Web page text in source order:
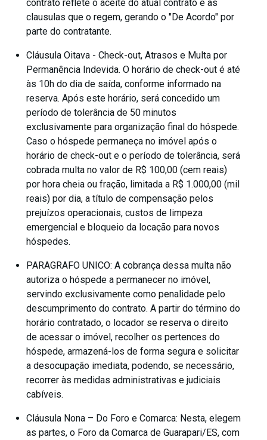
contrato reflete o aceite do atual contrato e as
clausulas que o regem, gerando o "De Acordo" por
parte do contratante.
Cláusula Oitava - Check-out, Atrasos e Multa por
Permanência Indevida. O horário de check-out é até
às 10h do dia de saída, conforme informado na
reserva. Após este horário, será concedido um
período de tolerância de 50 minutos
exclusivamente para organização final do hóspede.
Caso o hóspede permaneça no imóvel após o
horário de check-out e o período de tolerância, será
cobrada multa no valor de R$ 100,00 (cem reais)
por hora cheia ou fração, limitada a R$ 1.000,00 (mil
reais) por dia, a título de compensação pelos
prejuízos operacionais, custos de limpeza
emergencial e bloqueio da locação para novos
hóspedes.
PARAGRAFO UNICO: A cobrança dessa multa não
autoriza o hóspede a permanecer no imóvel,
servindo exclusivamente como penalidade pelo
descumprimento do contrato. A partir do término do
horário contratado, o locador se reserva o direito
de acessar o imóvel, recolher os pertences do
hóspede, armazená-los de forma segura e solicitar
a desocupação imediata, podendo, se necessário,
recorrer às medidas administrativas e judiciais
cabíveis.
Cláusula Nona – Do Foro e Comarca: Nesta, elegem
as partes, o Foro da Comarca de Guarapari/ES, com